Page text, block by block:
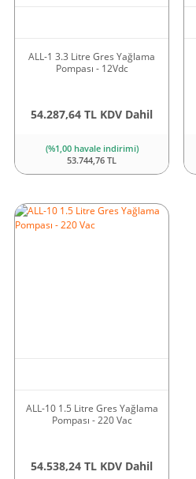
ALL-1 3.3 Litre Gres Yağlama
Pompası - 12Vdc
54.287,64 TL KDV Dahil
(%1,00 havale indirimi)
53.744,76 TL
ALL-10 1.5 Litre Gres Yağlama
Pompası - 220 Vac
54.538,24 TL KDV Dahil